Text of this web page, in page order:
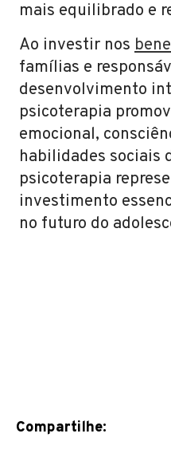
mais equilibrado e
Ao investir nos
famílias e
desenvolvimento
psicoterapia
emocional,
habilidades sociais
psicoterapia
investimento
no futuro do
Compartilhe: